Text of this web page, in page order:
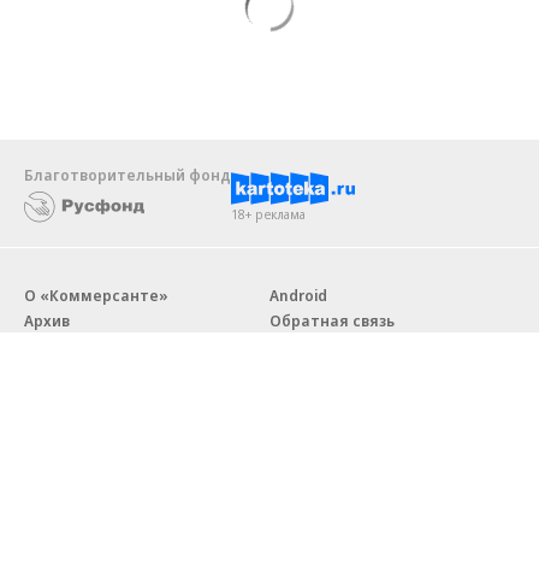
Благотворительный фонд
18+ реклама
О «Коммерсанте»
Архив
Android
Обратная связь